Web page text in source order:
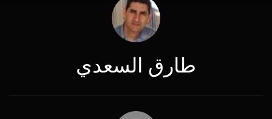
طارق السعدي